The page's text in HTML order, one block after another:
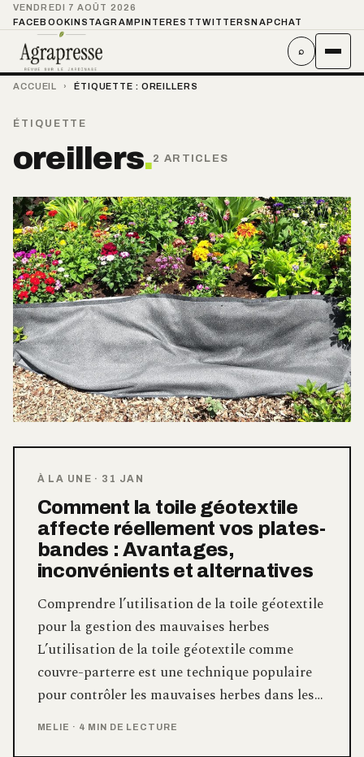
VENDREDI 7 AOÛT 2026
FACEBOOKINSTAGRAMPINTEREST TWITTER SNAPCHAT
⌕
ACCUEIL › ÉTIQUETTE : OREILLERS
ÉTIQUETTE
oreillers.2 ARTICLES
À LA UNE · 31 JAN
Comment la toile géotextile
affecte réellement vos plates-
bandes : Avantages,
inconvénients et alternatives
Comprendre l’utilisation de la toile géotextile
pour la gestion des mauvaises herbes
L’utilisation de la toile géotextile comme
couvre-parterre est une technique populaire
pour contrôler les mauvaises herbes dans les…
MELIE · 4 MIN DE LECTURE